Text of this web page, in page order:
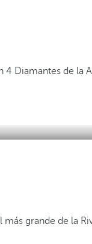
4 Diamantes de la
más grande de la